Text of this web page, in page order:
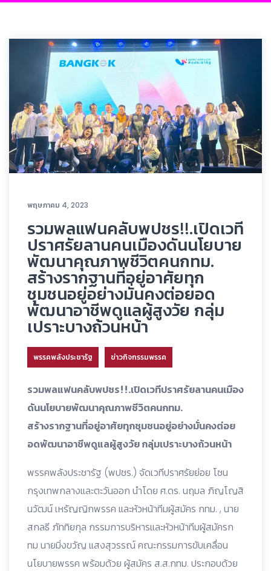
พฤษภาคม 4, 2023
รวมพลแฟนคลับพปชร!!.เปิดเวที
ปราศรัยลานคนเมืองดันนโยบาย
พัฒนาคุณภาพชีวิตคนกทม.
สร้างรากฐานที่อยู่อาศัยทุก
ชุมชนอยู่อย่างมั่นคงต่อยอด
พัฒนาอาชีพดูแลผู้สูงวัย กลุ่ม
เปราะบางถ้วนหน้า
พรรคพลังประชารัฐ ข่าวกิจกรรมพรรค
รวมพลแฟนคลับพปชร!!.เปิดเวทีปราศรัยลานคนเมือง
ดันนโยบายพัฒนาคุณภาพชีวิตคนกทม.
สร้างรากฐานที่อยู่อาศัยทุกชุมชนอยู่อย่างมั่นคงต่อย
อดพัฒนาอาชีพดูแลผู้สูงวัย กลุ่มเปราะบางถ้วนหน้า
พรรคพลังประชารัฐ (พปชร.) จัดเวทีปราศรัยย่อย โซน
กรุงเทพกลางและตะวันออก นำโดย ศ.ดร. นฤมล ภิญโญสิ
นวัฒน์ เหรัญญิกพรรค และหัวหน้าทีมผู้สมัคร กทม. , นาย
สกลธี ภัททิยกุล กรรมการบริหารและหัวหน้าทีมผู้สมัครก
ทม นายมิ่งขวัญ แสงสุวรรณ์ คณะกรรมการขับเคลื่อน
นโยบายพรรค พร้อมด้วย ผู้สมัคร ส.ส.กทม. ประกอบด้วย